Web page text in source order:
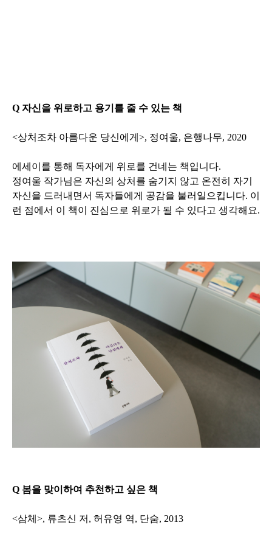
Q 자신을 위로하고 용기를 줄 수 있는 책
<상처조차 아름다운 당신에게>, 정여울, 은행나무, 2020
에세이를 통해 독자에게 위로를 건네는 책입니다.
정여울 작가님은 자신의 상처를 숨기지 않고 온전히 자기
자신을 드러내면서 독자들에게 공감을 불러일으킵니다. 이
런 점에서 이 책이 진심으로 위로가 될 수 있다고 생각해요.
Q 봄을 맞이하여 추천하고 싶은 책
<삼체>, 류츠신 저, 허유영 역, 단숨, 2013